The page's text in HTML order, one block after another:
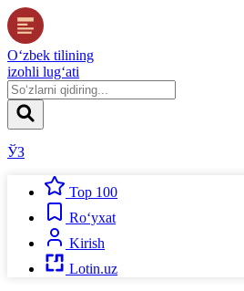
O‘zbek tilining
izohli lug‘ati
ЎЗ
Top 100
Ro‘yxat
Kirish
Lotin.uz